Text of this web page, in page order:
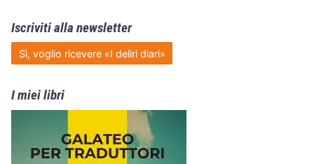
Iscriviti alla newsletter
Sì, voglio ricevere «I deliri diari»
I miei libri